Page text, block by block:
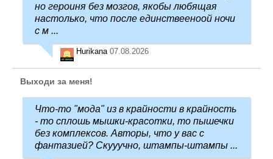
но героиня без мозгов, якобы любящая
настолько, что после единствееноой ночи
с м ...
Hurikana 07.08.2026
Выходи за меня!
Что-то "мода" из в крайности в крайность
- то сплошь мышки-красотки, то пышечки
без комплексов. Авторы, что у вас с
фантазией? Скууучно, штампы-штампы ...